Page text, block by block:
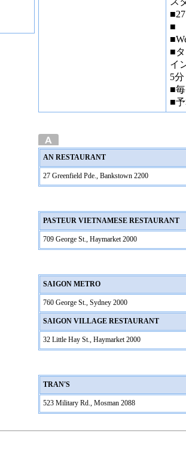
■
■
イ
5分
■
■
AN RESTAURANT
27 Greenfield Pde., Bankstown 2200
PASTEUR VIETNAMESE RESTAURANT
709 George St., Haymarket 2000
SAIGON METRO
760 George St., Sydney 2000
SAIGON VILLAGE RESTAURANT
32 Little Hay St., Haymarket 2000
TRAN'S
523 Military Rd., Mosman 2088